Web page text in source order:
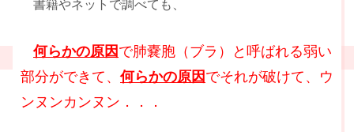
書籍やネットで調べても、
何らかの原因 で肺嚢胞（ブラ）と呼ばれる弱い
部分ができて、 何らかの原因 でそれが破けて、ウ
ンヌンカンヌン．．．